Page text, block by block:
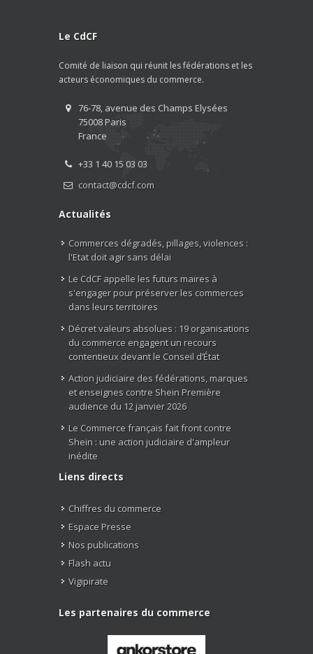
Le CdCF
Comité de liaison qui réunit les fédérations et les
acteurs économiques du commerce.
76-78, avenue des Champs Elysées
75008 Paris
France
+33 1 40 15 03 03
contact@cdcf.com
Actualités
Commerces dégradés, pillages, violences :
l'Etat doit agir sans délai
Le CdCF appelle les futurs maires à
s'engager pour préserver les commerces
dans leurs territoires
Décret valeurs absolues : 19 organisations
du commerce engagent un recours
contentieux devant le Conseil d’État
Action judiciaire des fédérations, marques
et enseignes contre Shein Première
audience du 12 janvier 2026
Le Commerce français fait front contre
Shein : une action judiciaire d'ampleur
inédite
Liens directs
Chiffres du commerce
Espace Presse
Nos publications
Flash actu
Vigipirate
Les partenaires du commerce